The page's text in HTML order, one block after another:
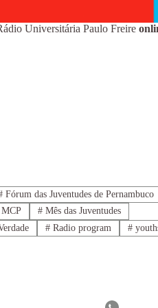
Universitária Paulo Freire
Fórum das Juventudes de Pernambuco
MCP # Mês das Juventudes
# Radio program #